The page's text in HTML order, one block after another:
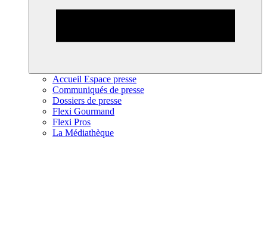
Accueil Espace presse
Communiqués de presse
Dossiers de presse
Flexi Gourmand
Flexi Pros
La Médiathèque